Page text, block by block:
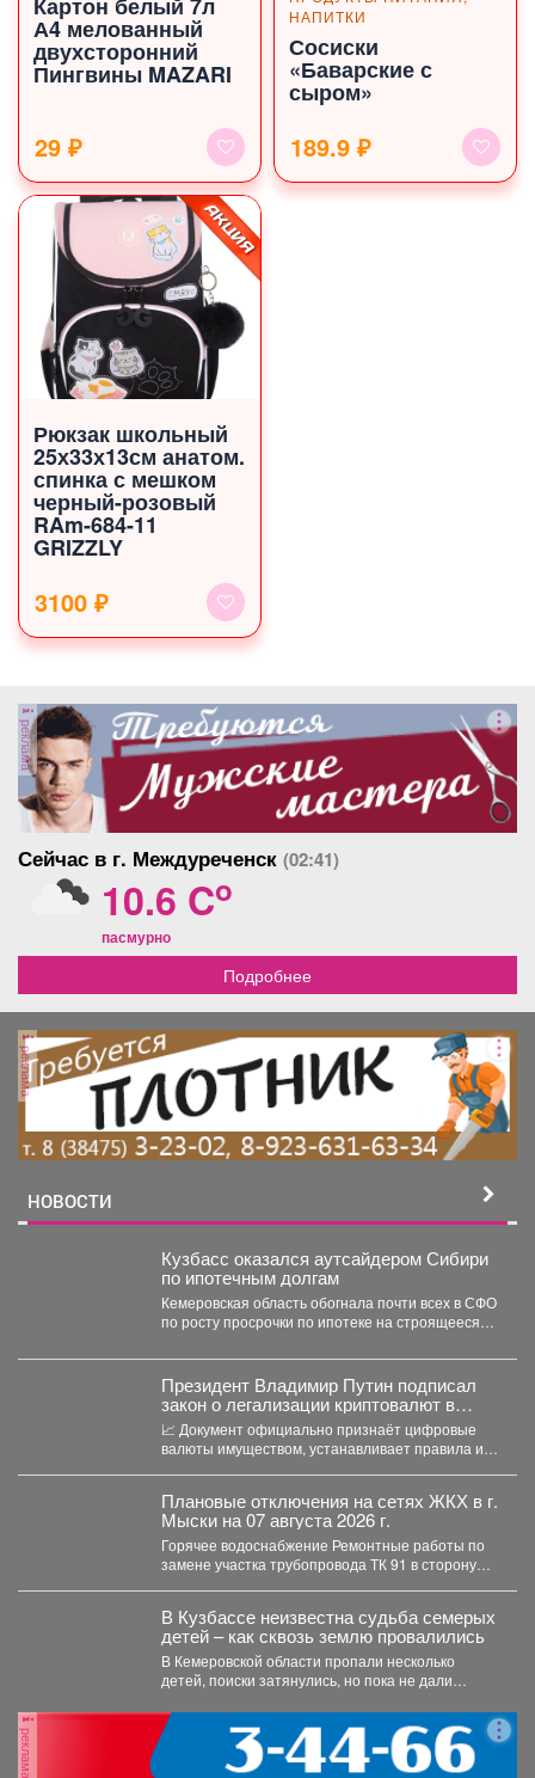
А4 мелованный
двухсторонний
Пингвины MAZARI
29 ₽
НАПИТКИ
Сосиски
«Баварские с
сыром»
189.9 ₽
Рюкзак школьный
25х33х13см анатом.
спинка с мешком
черный-розовый
RAm-684-11
GRIZZLY
3100 ₽
реклама
Сейчас в г. Междуреченск (02:41)
10.6 Co
пасмурно
Подробнее
реклама
НОВОСТИ
Кузбасс оказался аутсайдером Сибири
по ипотечным долгам
Кемеровская область обогнала почти всех в СФО
по росту просрочки по ипотеке на строящееся
Президент Владимир Путин подписал
закон о легализации криптовалют в
России.
📈 Документ официально признаёт цифровые
валюты имуществом, устанавливает правила их
Плановые отключения на сетях ЖКХ в г.
Мыски на 07 августа 2026 г.
Горячее водоснабжение Ремонтные работы по
замене участка трубопровода ТК 91 в сторону
В Кузбассе неизвестна судьба семерых
детей – как сквозь землю провалились
В Кемеровской области пропали несколько
детей, поиски затянулись, но пока не дали
реклама